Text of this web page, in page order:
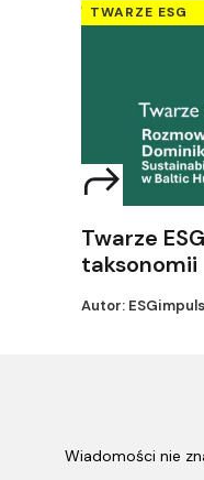
TWARZE ESG
Twarze
taksonomii
Autor:
Wiadomości nie